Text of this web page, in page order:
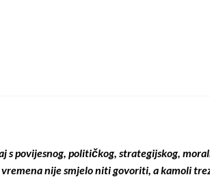
povijesnog, političkog, strategijskog,
vremena nije smjelo niti govoriti, a kamoli